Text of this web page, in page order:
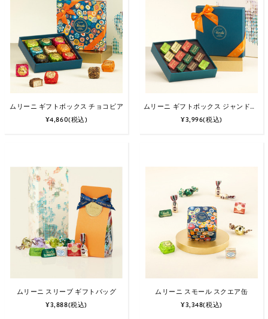
ムリーニ ギフトボックス チョコビア
¥4,860(税込)
ムリーニ ギフトボックス ジャンドゥイオット
¥3,996(税込)
ムリーニ スリーブ ギフトバッグ
¥3,888(税込)
ムリーニ スモール スクエア缶
¥3,348(税込)